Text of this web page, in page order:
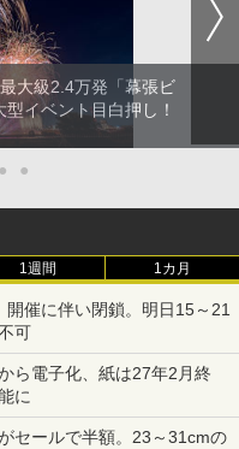
大級2.4万発「幕張ビ
イベント目白押し！
● ●
1週間 1カ月
催に伴い閉鎖。明日15～21
可
ら電子化、紙は27年2月終
に
セールで半額。23～31cmの